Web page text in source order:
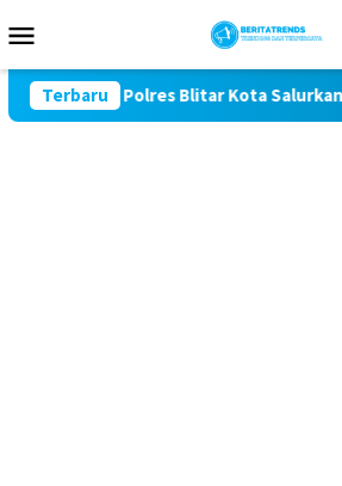
ke
Mobile
Terbaru
81, Polres Blitar Kota Salurkan Beras